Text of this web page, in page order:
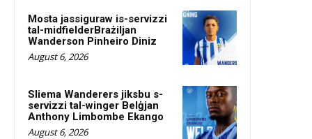
Mosta jassiguraw is-servizzi
tal-midfielderBrażiljan
Wanderson Pinheiro Diniz
August 6, 2026
Sliema Wanderers jiksbu s-
servizzi tal-winger Belġjan
Anthony Limbombe Ekango
August 6, 2026